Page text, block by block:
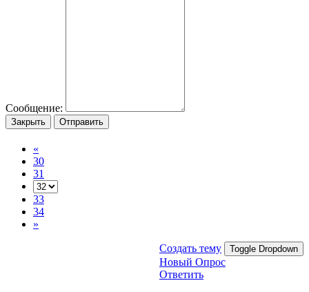
Сообщение:
Закрыть Отправить
«
30
31
33
34
»
Создать тему Toggle Dropdown
Новый Опрос
Ответить